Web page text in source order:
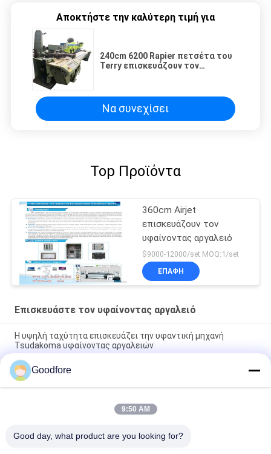
Αποκτήστε την καλύτερη τιμή για
240cm 6200 Rapier πετσέτα του
Terry επισκευάζουν τον
Να συνεχίσει
Top Προϊόντα
360cm Airjet
επισκευάζουν τον
υφαίνοντας αργαλειό
$9000-12000/set MOQ:1/set
ΕΠΑΦΉ
Επισκευάστε τον υφαίνοντας αργαλειό
Η υψηλή ταχύτητα επισκευάζει την υφαντική μηχανή
Tsudakoma υφαίνοντας αργαλειών
η πετσέτα 240cm Terry επισκευάζει Rapier υφαίνοντας
αργαλειών G6200 για Jacquard
υψηλός - μηχανή 710 περιστροφή/λεπτό ποιοτικού η
αβούρτσιστη συνεχούς ρεύματος επισκευάζει τον
Goodfore
9:50 AM
Good day, what product are you looking for?